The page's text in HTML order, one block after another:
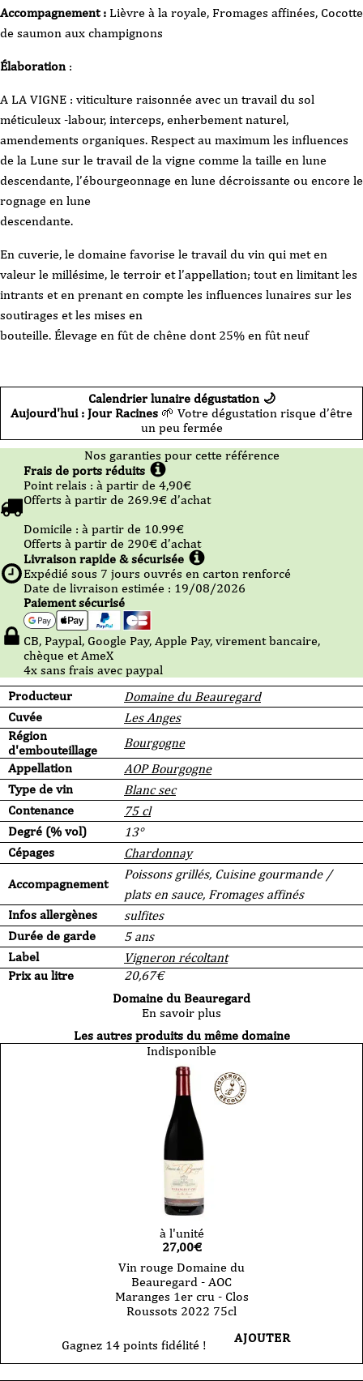
Accompagnement : Lièvre à la royale, Fromages affinées, Cocotte
de saumon aux champignons
Élaboration :
A LA VIGNE : viticulture raisonnée avec un travail du sol
méticuleux -labour, interceps, enherbement naturel,
amendements organiques. Respect au maximum les influences
de la Lune sur le travail de la vigne comme la taille en lune
descendante, l’ébourgeonnage en lune décroissante ou encore le
rognage en lune
descendante.
En cuverie, le domaine favorise le travail du vin qui met en
valeur le millésime, le terroir et l’appellation; tout en limitant les
intrants et en prenant en compte les influences lunaires sur les
soutirages et les mises en
bouteille. Élevage en fût de chêne dont 25% en fût neuf
Calendrier lunaire dégustation 🌙
Aujourd'hui : Jour Racines 🌱 Votre dégustation risque d’être
un peu fermée
Producteur
Domaine du Beauregard
Cuvée
Les Anges
Région
d'embouteillage
Bourgogne
Appellation
AOP Bourgogne
Type de vin
Blanc sec
Contenance
75 cl
Degré (% vol)
13°
Cépages
Chardonnay
Accompagnement
Poissons grillés, Cuisine gourmande /
plats en sauce, Fromages affinés
Infos allergènes
sulfites
Durée de garde
5 ans
Label
Vigneron récoltant
Prix au litre
20,67€
Nos garanties pour cette référence
Frais de ports réduits
Point relais : à partir de 4,90€
Offerts à partir de 269.9€ d’achat
Domicile : à partir de 10.99€
Offerts à partir de 290€ d’achat
Livraison rapide & sécurisée
Expédié sous 7 jours ouvrés en carton renforcé
Date de livraison estimée : 19/08/2026
Paiement sécurisé
CB, Paypal, Google Pay, Apple Pay, virement bancaire,
chèque et AmeX
4x sans frais avec paypal
Domaine du Beauregard
En savoir plus
Les autres produits du même domaine
Indisponible
à l'unité
27,00€
Vin rouge Domaine du
Beauregard - AOC
Maranges 1er cru - Clos
Roussots 2022 75cl
Gagnez 14 points fidélité ! AJOUTER